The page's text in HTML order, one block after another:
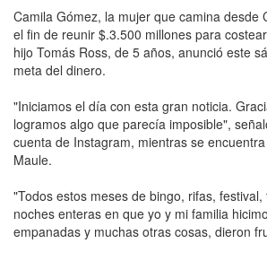
Camila Gómez, la mujer que camina desde
el fin de reunir $.3.500 millones para
hijo Tomás Ross, de 5 años, anunció este
meta del dinero.
"Iniciamos el día con esta gran noticia.
logramos algo que parecía imposible",
cuenta de Instagram, mientras se
Maule.
"Todos estos meses de bingo, rifas,
noches enteras en que yo y mi familia
empanadas y muchas otras cosas, dieron